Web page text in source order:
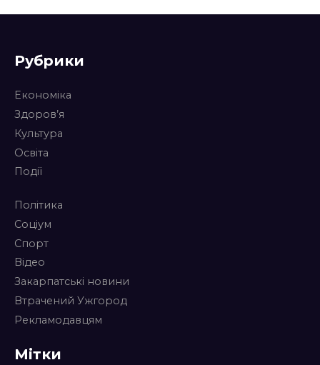
Рубрики
Економіка
Здоров’я
Культура
Освіта
Події
Політика
Соціум
Спорт
Відео
Закарпатські новини
Втрачений Ужгород
Рекламодавцям
Мітки